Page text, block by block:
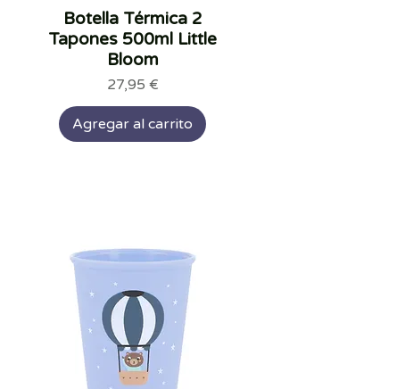
Vista rápida
Botella Térmica 2
Tapones 500ml Little
Bloom
Precio
27,95 €
Agregar al carrito